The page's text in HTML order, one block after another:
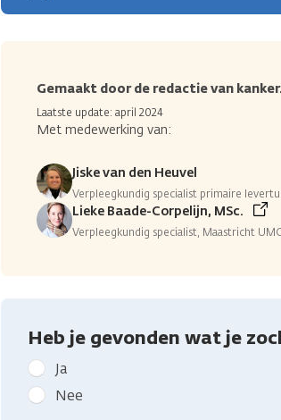
Gemaakt door de redactie van
Laatste update: april 2024
Met medewerking van:
Jiske van den Heuvel
Verpleegkundig specialist primaire
Lieke Baade-Corpelijn, MSc.
Verpleegkundig specialist, Maastricht
Heb je gevonden wat je
Geef
kanker.nl
feedback:
Ja
Nee